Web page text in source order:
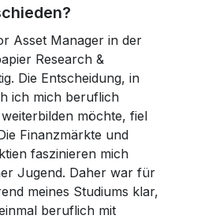
Asset Manager in der
Research &
Die Entscheidung, in
ich mich beruflich
möchte, fiel
Finanzmärkte und
faszinieren mich
Jugend. Daher war für
meines Studiums klar,
beruflich mit